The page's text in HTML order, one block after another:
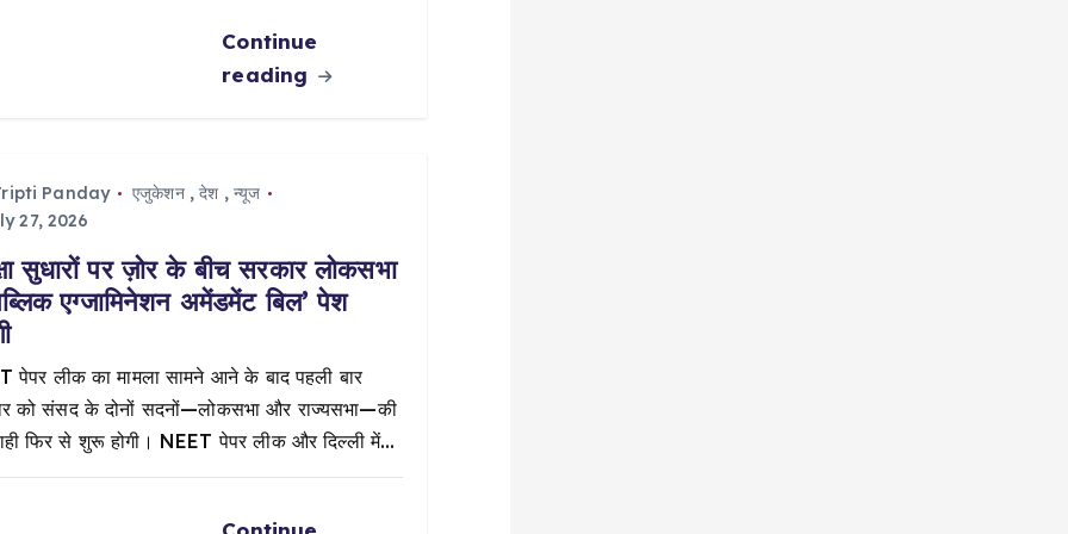
Continue
reading
Panday एजुकेशन,देश ,न्यूज
27, 2026
सुधारों पर ज़ोर के बीच सरकार लोकसभा
एग्जामिनेशन अमेंडमेंट बिल’ पेश
पेपर लीक का मामला सामने आने के बाद पहली बार
को संसद के दोनों सदनों—लोकसभा और राज्यसभा—की
फिर से शुरू होगी। NEET पेपर लीक और दिल्ली में…